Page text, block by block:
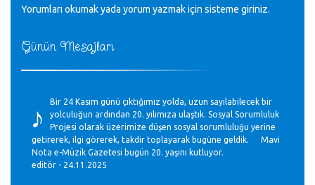
Günün Mesajları
♪
Bir 24 Kasım günü çıktığımız yolda, uzun sayılabilecek bir
yolculuğun ardından 20. yılımıza ulaştık. Sosyal Sorumluluk
Projesi olarak üzerimize düşen sosyal sorumluluğu yerine
getirerek, ilgi görerek, takdir toplayarak bugüne geldik. Mavi
Nota e-Müzik Gazetesi bugün 20. yaşını kutluyor.
editör - 24.11.2025
Yorumları okumak yada yorum yazmak için sisteme giriniz.